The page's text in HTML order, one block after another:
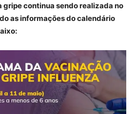
gripe continua sendo realizada no
as informações do calendário